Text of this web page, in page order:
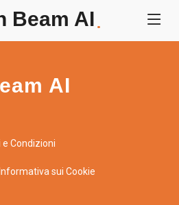
Beam AI.
AI
Condizioni
Informativa sui Cookie